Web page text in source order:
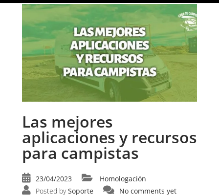
Las mejores
aplicaciones y recursos
para campistas
23/04/2023
Homologación
Posted by Soporte No comments yet